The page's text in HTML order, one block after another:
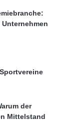
der
Mittelstand